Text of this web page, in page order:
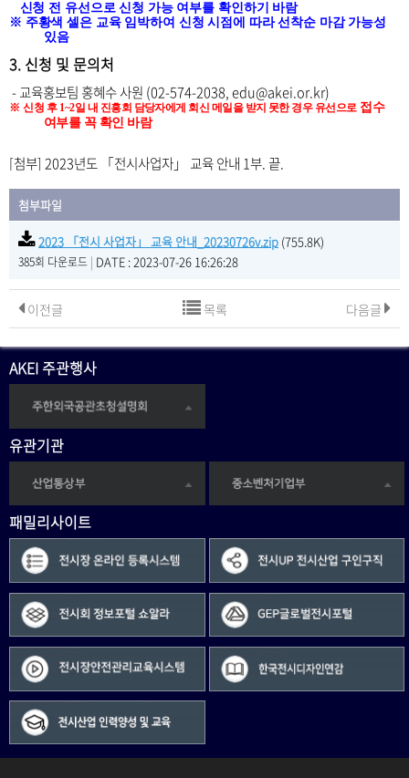
신청 전 유선으로 신청 가능 여부를 확인하기 바람
※ 주황색 셀은 교육 임박하여 신청 시점에 따라 선착순 마감 가능성
있음
3. 신청 및 문의처
- 교육홍보팀 홍혜수 사원 (02-574-2038, edu@akei.or.kr)
※ 신청 후 1~2일 내 진흥회 담당자에게 회신 메일을 받지 못한 경우 유선으로접수
여부를 꼭 확인 바람
[첨부] 2023년도 「전시사업자」 교육 안내 1부. 끝.
첨부파일
2023 「전시 사업자」 교육 안내_20230726v.zip (755.8K)
385회 다운로드 | DATE : 2023-07-26 16:26:28
이전글 다음글
목록
AKEI 주관행사
유관기관
패밀리사이트